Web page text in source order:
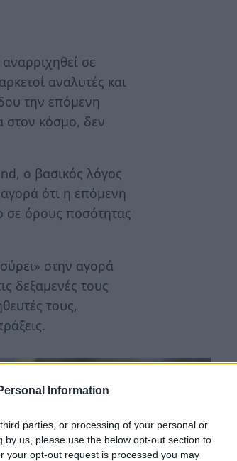
Information
parties, or processing of your personal or
us, please use the below opt-out section to
your opt-out request is processed you may
σε
αναλυτές και
την επόμενη
στον κόσμο, δεν
ο βασικός λόγος
ότι η επόμενη
σε όρους ποσότητας
στην αγορά
δεξαμενές τους
τους,